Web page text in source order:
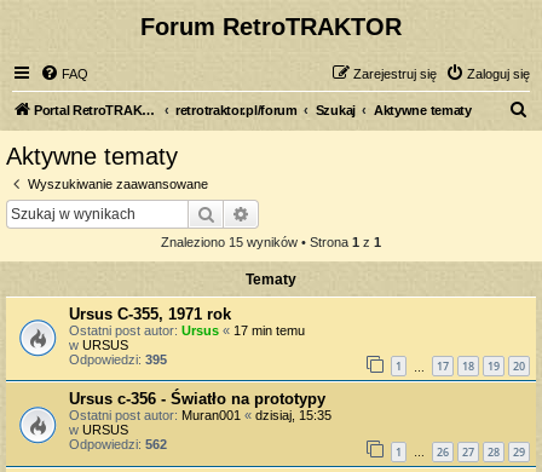
Forum RetroTRAKTOR
FAQ Zaloguj się
Zarejestruj się
Portal RetroTRAKTOR.pl retrotraktor.pl/forum Szukaj Aktywne tematy
Aktywne tematy
Wyszukiwanie zaawansowane
Szukaj
Znaleziono 15 wyników • Strona 1 z 1
Tematy
Ursus C-355, 1971 rok
Ostatni post autor: Ursus « 17 min temu
w URSUS
Odpowiedzi: 395 1 17 18 19 20
Ursus c-356 - Światło na prototypy
Ostatni post autor: Muran001 « dzisiaj, 15:35
w URSUS
Odpowiedzi: 562 1 … 26 27 28 29